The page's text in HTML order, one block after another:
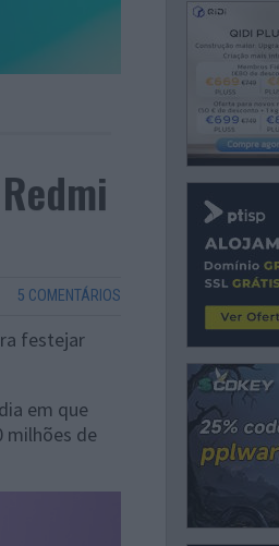
5 COMENTÁRIOS
festejar
em que
milhões de